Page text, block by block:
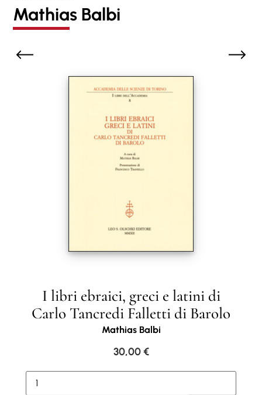
Mathias Balbi
I libri ebraici, greci e latini di
Carlo Tancredi Falletti di Barolo
Mathias Balbi
30,00€